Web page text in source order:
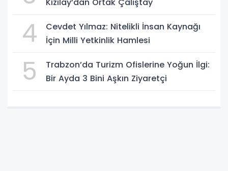
Kızılay’dan Ortak Çalıştay
4
Cevdet Yılmaz: Nitelikli İnsan Kaynağı
İçin Milli Yetkinlik Hamlesi
5
Trabzon’da Turizm Ofislerine Yoğun İlgi:
Bir Ayda 3 Bini Aşkın Ziyaretçi